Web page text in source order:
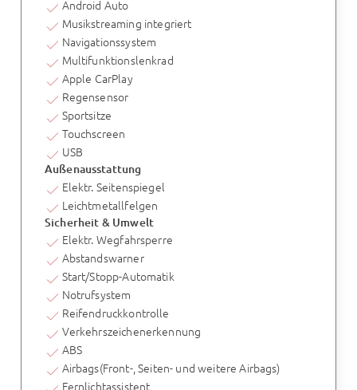
Android Auto
Musikstreaming integriert
Navigationssystem
Multifunktionslenkrad
Apple CarPlay
Regensensor
Sportsitze
Touchscreen
USB
Außenausstattung
Elektr. Seitenspiegel
Leichtmetallfelgen
Sicherheit & Umwelt
Elektr. Wegfahrsperre
Abstandswarner
Start/Stopp-Automatik
Notrufsystem
Reifendruckkontrolle
Verkehrszeichenerkennung
ABS
Airbags(Front-, Seiten- und weitere Airbags)
Fernlichtassistent